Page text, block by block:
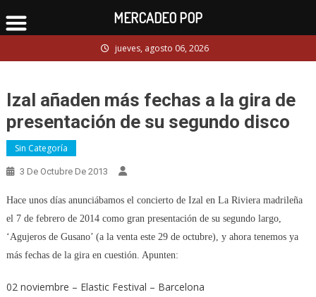
to
jueves, agosto 06, 2026
Izal añaden más fechas a la gira de
presentación de su segundo disco
Sin Categoría
3 De Octubre De 2013
Hace unos días anunciábamos el concierto de Izal en La Riviera madrileña
el 7 de febrero de 2014 como gran presentación de su segundo largo,
‘Agujeros de Gusano’ (a la venta este 29 de octubre), y ahora tenemos ya
más fechas de la gira en cuestión. Apunten:
02 noviembre – Elastic Festival – Barcelona
MERCADEO POP